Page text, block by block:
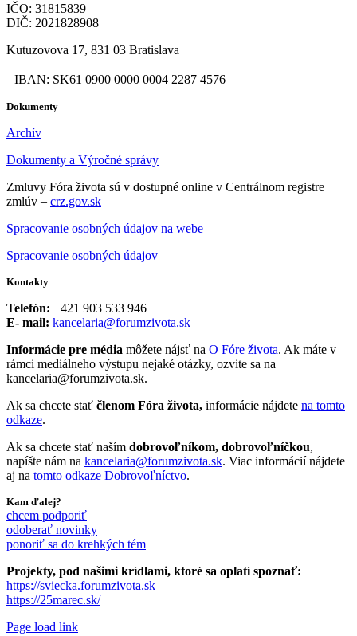
IČO: 31815839
DIČ: 2021828908
Kutuzovova 17, 831 03 Bratislava
IBAN: SK61 0900 0000 0004 2287 4576
Dokumenty
Archív
Dokumenty a Výročné správy
Zmluvy Fóra života sú v dostupné online v Centrálnom registre
zmlúv – crz.gov.sk
Spracovanie osobných údajov na webe
Spracovanie osobných údajov
Kontakty
Telefón: +421 903 533 946
E- mail: kancelaria@forumzivota.sk
Informácie pre média môžete nájsť na O Fóre života. Ak máte v
rámci mediálneho výstupu nejaké otázky, ozvite sa na
kancelaria@forumzivota.sk.
Ak sa chcete stať členom Fóra života, informácie nájdete na tomto
odkaze.
Ak sa chcete stať naším dobrovoľníkom, dobrovoľníčkou,
napíšte nám na kancelaria@forumzivota.sk. Viac informácií nájdete
aj na tomto odkaze Dobrovoľníctvo.
Kam ďalej?
chcem podporiť
odoberať novinky
ponoriť sa do krehkých tém
Projekty, pod našimi krídlami, ktoré sa oplatí spoznať:
https://sviecka.forumzivota.sk
https://25marec.sk/
Page load link